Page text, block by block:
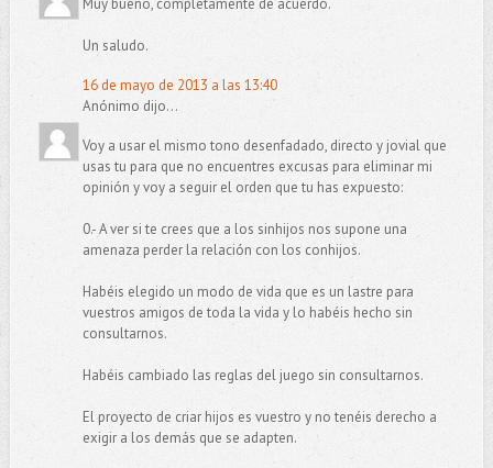
Un saludo.
16 de mayo de 2013 a las 13:40
Anónimo dijo...
Voy a usar el mismo tono desenfadado, directo y jovial que
usas tu para que no encuentres excusas para eliminar mi
opinión y voy a seguir el orden que tu has expuesto:
0.- A ver si te crees que a los sinhijos nos supone una
amenaza perder la relación con los conhijos.
Habéis elegido un modo de vida que es un lastre para
vuestros amigos de toda la vida y lo habéis hecho sin
consultarnos.
Habéis cambiado las reglas del juego sin consultarnos.
El proyecto de criar hijos es vuestro y no tenéis derecho a
exigir a los demás que se adapten.